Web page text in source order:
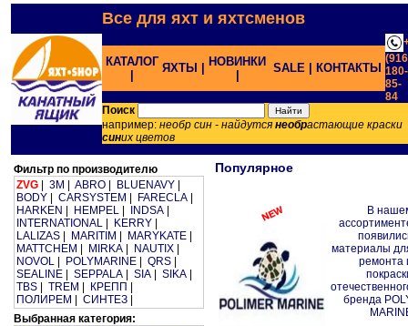
Все для яхт и яхтсменов
КАТАЛОГ ЯХТЫ |
НОВИНКИ
SALE | КОНТАКТЫ 180-
85-
84;
Поиск
например: необр син - найдутся необрастающие краски
синих цветов
Фильтр по производителю
ZVG
3M ABRO BLUENAVY
BODY
CARSYSTEM FARECLA
HARKEN
HEMPEL INDSA
INTERNATIONAL
KERRY
LALIZAS
MARITIM MARYKATE
MATTCHEM
MIRKA NAUTIX
NOVOL
POLYMARINE QRS
SEALINE
SEPPALA SIA SIKA
TBS
TREM КРЕПП
ПОЛИРЕМ
СИНТЕЗ
Выбранная категория:
Популярное
В
материалы
ремонта
бренда